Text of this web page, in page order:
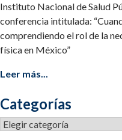
Instituto Nacional de Salud
conferencia intitulada:
comprendiendo el rol de la
física en México”
Leer más...
Categorías
Categorías